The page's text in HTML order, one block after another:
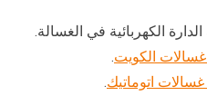
الكهربائية في الغسالة.
الكويت.
اتوماتيك.